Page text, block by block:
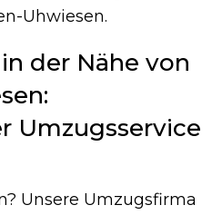
Uhwiesen.
der Nähe von
Umzugsservice
Unsere Umzugsfirma